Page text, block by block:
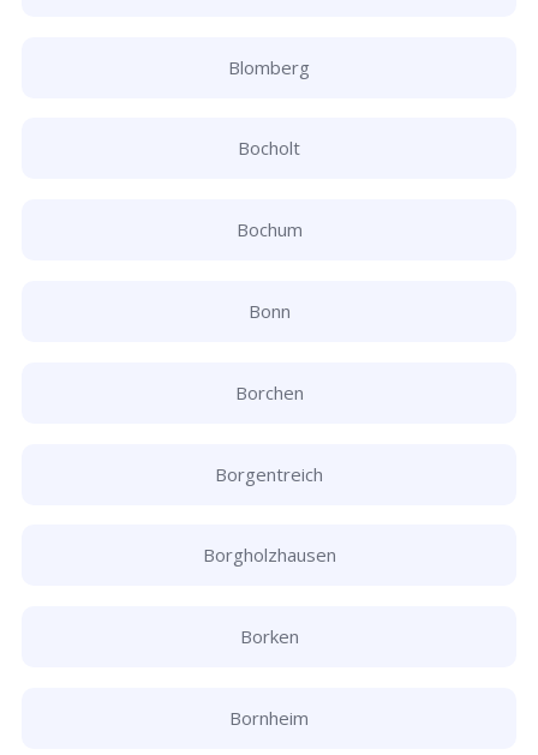
Blomberg
Bocholt
Bochum
Bonn
Borchen
Borgentreich
Borgholzhausen
Borken
Bornheim